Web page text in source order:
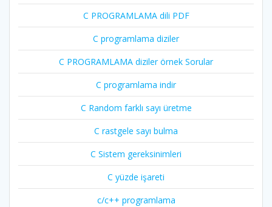
C PROGRAMLAMA dili PDF
C programlama diziler
C PROGRAMLAMA diziler örnek Sorular
C programlama indir
C Random farklı sayı üretme
C rastgele sayı bulma
C Sistem gereksinimleri
C yüzde işareti
c/c++ programlama